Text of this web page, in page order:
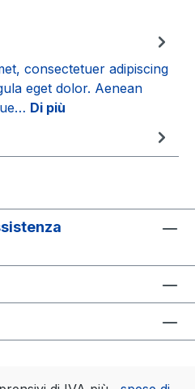
consectetuer adipiscing
eget dolor. Aenean
Di più